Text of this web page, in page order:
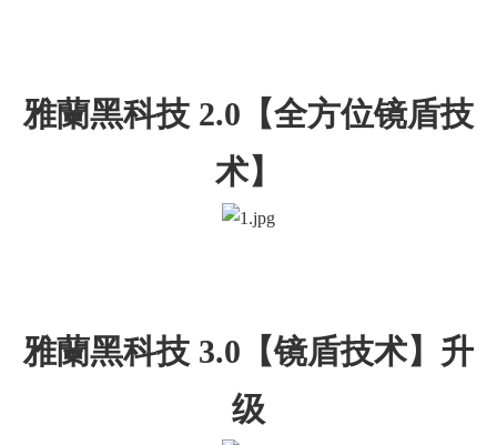
雅蘭黑科技 2.0【全方位镜盾技
术】
雅蘭黑科技 3.0【镜盾技术】升
级